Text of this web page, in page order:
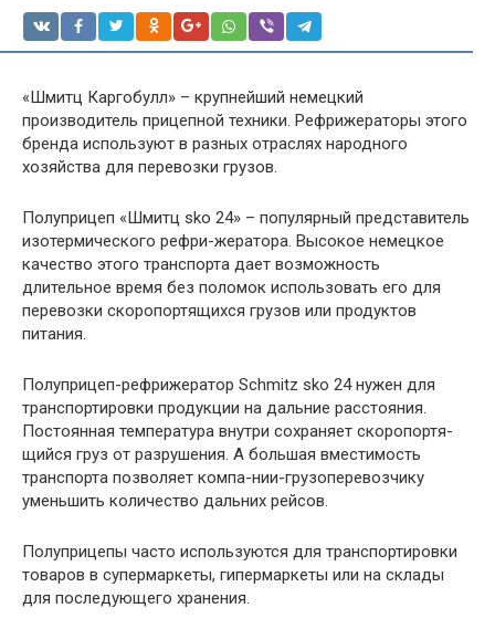
«Шмитц Каргобулл» – крупнейший немецкий
производитель прицепной техники. Рефрижераторы этого
бренда используют в разных отраслях народного
хозяйства для перевозки грузов.
Полуприцеп «Шмитц sko 24» – популярный представитель
изотермического рефри-жератора. Высокое немецкое
качество этого транспорта дает возможность
длительное время без поломок использовать его для
перевозки скоропортящихся грузов или продуктов
питания.
Полуприцеп-рефрижератор Schmitz sko 24 нужен для
транспортировки продукции на дальние расстояния.
Постоянная температура внутри сохраняет скоропортя-
щийся груз от разрушения. А большая вместимость
транспорта позволяет компа-нии-грузоперевозчику
уменьшить количество дальних рейсов.
Полуприцепы часто используются для транспортировки
товаров в супермаркеты, гипермаркеты или на склады
для последующего хранения.